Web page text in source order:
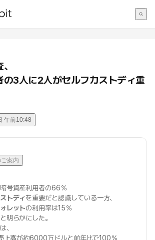
の3人に2人がセルフカストディ重
午前10:48
ご案内
号資産利用者の66％
トディを重要だと認識している一方、
レットの利用率は15％
明らかにした。
、
上高が約6000万ドルと前年比で100％